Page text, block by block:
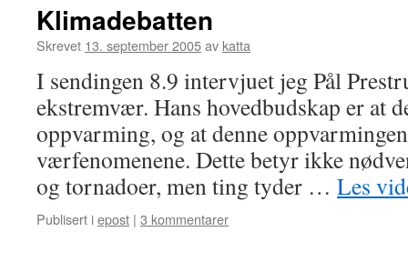
Klimadebatten
Skrevet 13. september 2005av katta
I sendingen 8.9 intervjuet jeg Pål
ekstremvær. Hans hovedbudskap er at
oppvarming, og at denne
værfenomenene. Dette betyr ikke
og tornadoer, men ting tyder … Les
Publisert iepost | 3 kommentarer